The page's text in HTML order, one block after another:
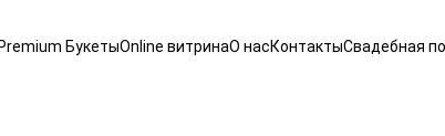
БукетыOnline витринаО насКонтактыСвадебная